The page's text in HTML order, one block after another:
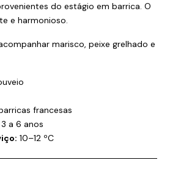
do estágio em barrica. O
e harmonioso.
marisco, peixe grelhado e
francesas
3 a 6 anos
10–12 ºC